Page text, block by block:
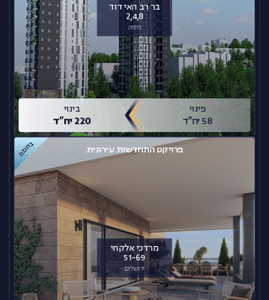
בר רב האי דוד
2,4,8
חיפה
פינוי
58 יח”ד
בינוי
220 יח”ד
פרויקט התחדשות עירונית בתכנון
מרדכי אלקחי
51-69
ירושלים